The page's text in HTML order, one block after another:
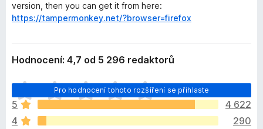
version, then you can get it from here:
https://tampermonkey.net/?browser=firefox
Hodnocení: 4,7 od 5 296 redaktorů
Pro hodnocení tohoto rozšíření se přihlaste
Z
a
t
í
5
4 622
4
290